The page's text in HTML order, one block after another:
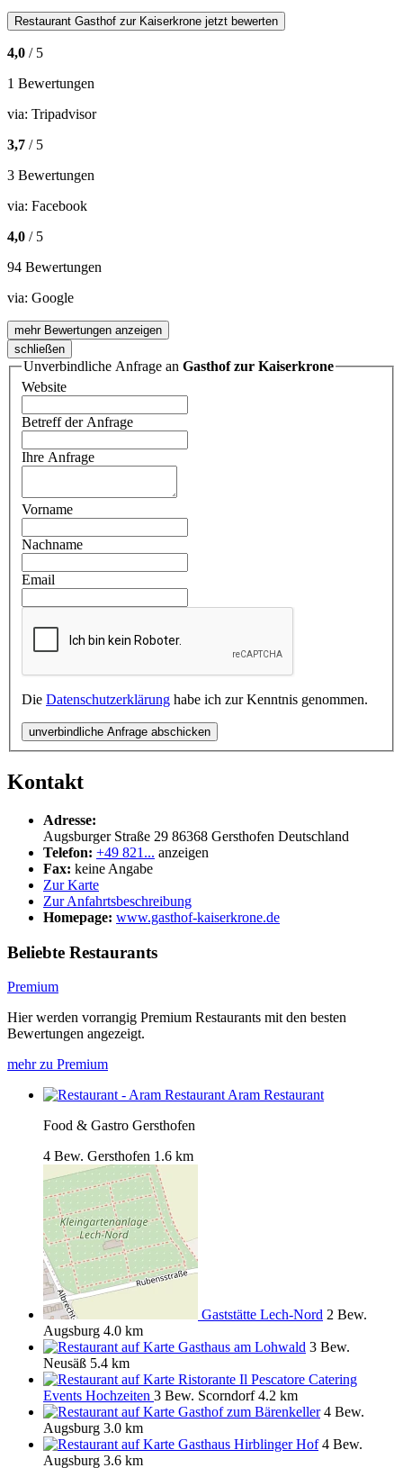
Restaurant Gasthof zur Kaiserkrone jetzt bewerten
4,0 / 5
1 Bewertungen
via: Tripadvisor
3,7 / 5
3 Bewertungen
via: Facebook
4,0 / 5
94 Bewertungen
via: Google
mehr Bewertungen anzeigen
schließen
Unverbindliche Anfrage an Gasthof zur Kaiserkrone
Website
Betreff der Anfrage
Ihre Anfrage
Vorname
Nachname
Email
Die Datenschutzerklärung habe ich zur Kenntnis genommen.
unverbindliche Anfrage abschicken
Kontakt
Adresse:
Augsburger Straße 29 86368 Gersthofen Deutschland
Telefon: +49 821... anzeigen
Fax: keine Angabe
Zur Karte
Zur Anfahrtsbeschreibung
Homepage: www.gasthof-kaiserkrone.de
Beliebte Restaurants
Premium
Hier werden vorrangig Premium Restaurants mit den besten
Bewertungen angezeigt.
mehr zu Premium
Aram Restaurant
Food & Gastro Gersthofen
4 Bew. Gersthofen 1.6 km
Gaststätte Lech-Nord 2 Bew.
Augsburg 4.0 km
Gasthaus am Lohwald 3 Bew.
Neusäß 5.4 km
Ristorante Il Pescatore Catering
Events Hochzeiten 3 Bew. Scorndorf 4.2 km
Gasthof zum Bärenkeller 4 Bew.
Augsburg 3.0 km
Gasthaus Hirblinger Hof 4 Bew.
Augsburg 3.6 km